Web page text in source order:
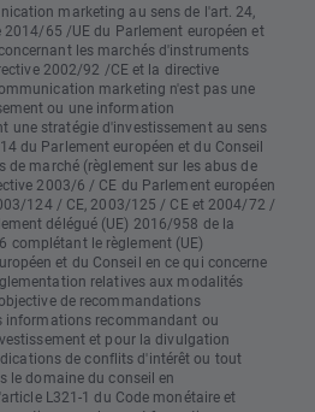
marketing au sens de l'art. 24,
65 /UE du Parlement européen et
les marchés d'instruments
2002/92 /CE et la directive
marketing n'est pas une
ou une information
une stratégie d'investissement au sens
du Parlement européen et du Conseil
de marché (règlement sur les abus de
2003/6 / CE du Parlement européen
124 / CE, 2003/125 / CE et 2004/72 /
délégué (UE) 2016/958 de la
complétant le règlement (UE)
et du Conseil en ce qui concerne
relatives aux modalités
de recommandations
informations recommandant ou
et pour la divulgation
de conflits d'intérêt ou tout
le domaine du conseil en
L321-1 du Code monétaire et